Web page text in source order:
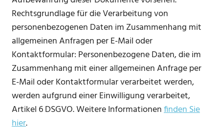
Rechtsgrundlage für die Verarbeitung von
personenbezogenen Daten im Zusammenhang mit
allgemeinen Anfragen per E-Mail oder
Kontaktformular: Personenbezogene Daten, die im
Zusammenhang mit einer allgemeinen Anfrage per
E-Mail oder Kontaktformular verarbeitet werden,
werden aufgrund einer Einwilligung verarbeitet,
Artikel 6 DSGVO. Weitere Informationenfinden Sie
hier.